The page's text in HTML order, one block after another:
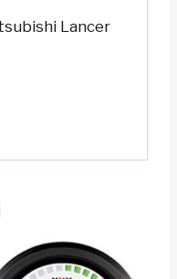
Lancer